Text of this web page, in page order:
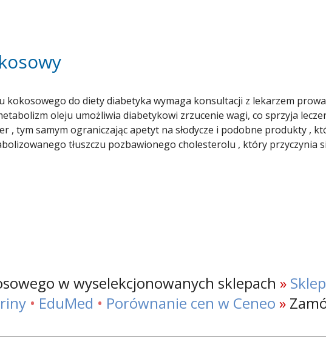
kokosowego do diety diabetyka wymaga konsultacji z lekarzem
oleju umożliwia diabetykowi zrzucenie wagi, co sprzyja
, tym samym ograniczając apetyt na słodycze i podobne produkty ,
tłuszczu pozbawionego cholesterolu , który przyczynia
w wyselekcjonowanych sklepach »
• EduMed • Porównanie cen w Ceneo »